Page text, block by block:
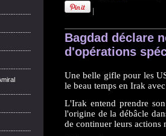
Bagdad déclare
d'opérations
Une belle gifle pour les
le beau temps en Irak
L'Irak entend prendre
l'origine de la débâcle
de continuer leurs actions